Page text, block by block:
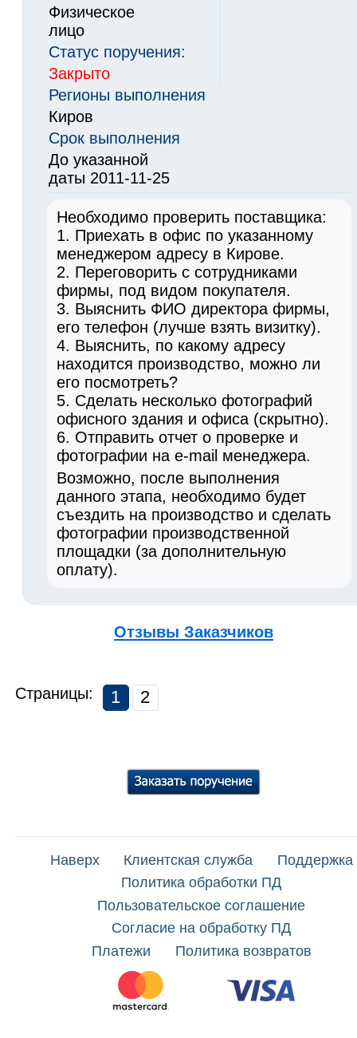
Физическое
лицо
Статус поручения:
Закрыто
Регионы выполнения
Киров
Срок выполнения
До указанной
даты 2011-11-25
Необходимо проверить поставщика:
1. Приехать в офис по указанному
менеджером адресу в Кирове.
2. Переговорить с сотрудниками
фирмы, под видом покупателя.
3. Выяснить ФИО директора фирмы,
его телефон (лучше взять визитку).
4. Выяснить, по какому адресу
находится производство, можно ли
его посмотреть?
5. Сделать несколько фотографий
офисного здания и офиса (скрытно).
6. Отправить отчет о проверке и
фотографии на e-mail менеджера.
Возможно, после выполнения
данного этапа, необходимо будет
съездить на производство и сделать
фотографии производственной
площадки (за дополнительную
оплату).
Отзывы Заказчиков
Страницы: 1 2
Наверх Клиентская служба
Поддержка
Политика обработки ПД
Пользовательское соглашение
Согласие на обработку ПД
Платежи
Политика возвратов